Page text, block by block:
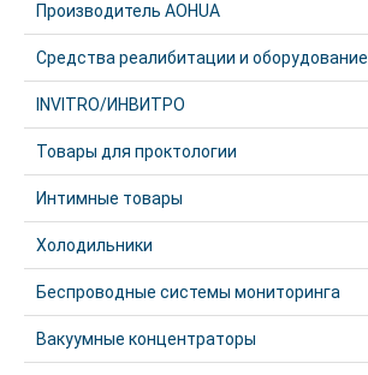
Производитель AOHUA
Средства реалибитации и оборудование
INVITRO/ИНВИТРО
Товары для проктологии
Интимные товары
Холодильники
Беспроводные системы мониторинга
Вакуумные концентраторы